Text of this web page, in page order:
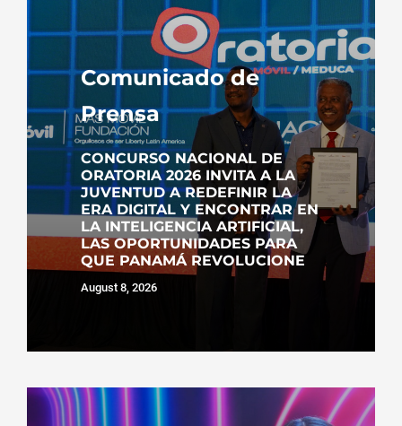
Comunicado de
Prensa
CONCURSO NACIONAL DE
ORATORIA 2026 INVITA A LA
JUVENTUD A REDEFINIR LA
ERA DIGITAL Y ENCONTRAR EN
LA INTELIGENCIA ARTIFICIAL,
LAS OPORTUNIDADES PARA
QUE PANAMÁ REVOLUCIONE
August 8, 2026